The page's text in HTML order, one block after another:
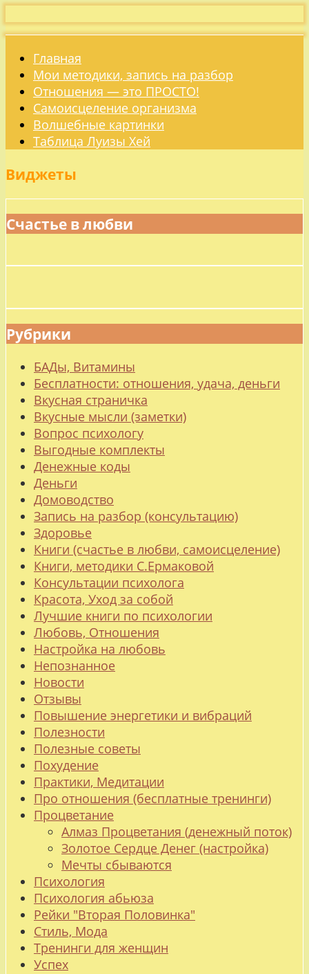
Главная
Мои методики, запись на разбор
Отношения — это ПРОСТО!
Самоисцеление организма
Волшебные картинки
Таблица Луизы Хей
Виджеты
Счастье в любви
Рубрики
БАДы, Витамины
Бесплатности: отношения, удача, деньги
Вкусная страничка
Вкусные мысли (заметки)
Вопрос психологу
Выгодные комплекты
Денежные коды
Деньги
Домоводство
Запись на разбор (консультацию)
Здоровье
Книги (счастье в любви, самоисцеление)
Книги, методики С.Ермаковой
Консультации психолога
Красота, Уход за собой
Лучшие книги по психологии
Любовь, Отношения
Настройка на любовь
Непознанное
Новости
Отзывы
Повышение энергетики и вибраций
Полезности
Полезные советы
Похудение
Практики, Медитации
Про отношения (бесплатные тренинги)
Процветание
Алмаз Процветания (денежный поток)
Золотое Сердце Денег (настройка)
Мечты сбываются
Психология
Психология абьюза
Рейки "Вторая Половинка"
Стиль, Мода
Тренинги для женщин
Успех